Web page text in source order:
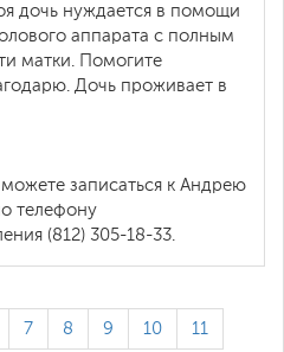
дочь нуждается в помощи
аппарата с полным
матки. Помогите
Дочь проживает в
записаться к Андрею
телефону
(812) 305-18-33.
7 8 9 10 11